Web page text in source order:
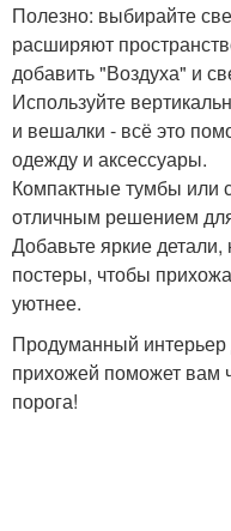
Полезно: выбирайте
расширяют
добавить "Воздуха" и
Используйте
и вешалки - всё это
одежду и аксессуары.
Компактные тумбы или
отличным решением
Добавьте яркие
постеры, чтобы
уютнее.
Продуманный
прихожей поможет вам
порога!